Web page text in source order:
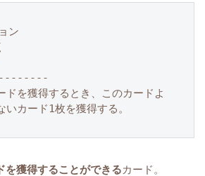
ン
ドを獲得するとき、このカードよ
いカード1枚を獲得する。
を獲得することができるカード。